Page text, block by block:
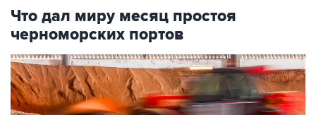
Что дал миру месяц простоя
черноморских портов